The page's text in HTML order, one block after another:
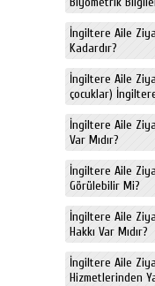
İngiltere Aile
Kadardır?
İngiltere Aile
çocuklar)
İngiltere Aile
Var Mıdır?
İngiltere Aile
Görülebilir Mi?
İngiltere Aile
Hakkı Var Mıdır?
İngiltere Aile
Hizmetlerinden